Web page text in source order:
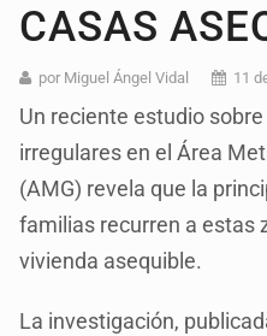
CASAS
por Miguel Ángel Vidal 11
Un reciente estudio
irregulares en el Área
(AMG) revela que la
familias recurren a estas
vivienda asequible.
La investigación,